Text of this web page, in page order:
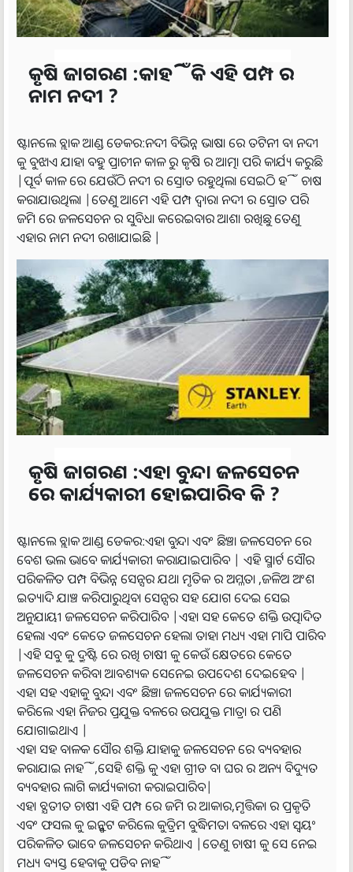
କୃଷି ଜାଗରଣ :କାହିଁକି ଏହି ପମ୍ପ ର
ନାମ ନଦୀ ?
ଷ୍ଟାନଲେ ବ୍ଲାକ ଆଣ୍ଡ ଡେକର:ନଦୀ ବିଭିନ୍ନ ଭାଷା ରେ ତଟିନୀ ବା ନଦୀ
କୁ ବୁଝାଏ ଯାହା ବହୁ ପ୍ରାଚୀନ କାଳ ରୁ କୃଷି ର ଆତ୍ମା ପରି କାର୍ଯ୍ୟ କରୁଛି
|ପୂର୍ବ କାଳ ରେ ଯେଉଁଠି ନଦୀ ର ସ୍ରୋତ ରହୁଥିଲା ସେଇଠି ହିଁ ଚାଷ
କରାଯାଉଥିଲା |ତେଣୁ ଆମେ ଏହି ପମ୍ପ ଦ୍ଵାରା ନଦୀ ର ସ୍ରୋତ ପରି
ଜମି ରେ ଜଳସେଚନ ର ସୁବିଧା କରେଇବାର ଆଶା ରଖିଛୁ ତେଣୁ
ଏହାର ନାମ ନଦୀ ରଖାଯାଇଛି |
କୃଷି ଜାଗରଣ :ଏହା ବୁନ୍ଦା ଜଳସେଚନ
ରେ କାର୍ଯ୍ୟକାରୀ ହୋଇପାରିବ କି ?
ଷ୍ଟାନଲେ ବ୍ଲାକ ଆଣ୍ଡ ଡେକର:ଏହା ବୁନ୍ଦା ଏବଂ ଛିଞ୍ଚା ଜଳସେଚନ ରେ
ବେଶ ଭଲ ଭାବେ କାର୍ଯ୍ୟକାରୀ କରାଯାଇପାରିବ | ଏହି ସ୍ମାର୍ଟ ସୌର
ପରିକଳିତ ପମ୍ପ ବିଭିନ୍ନ ସେନ୍ସର ଯଥା ମୃତିକ ର ଅମ୍ଳତା ,ଜଳିଅ ଅଂଶ
ଇତ୍ୟାଦି ଯାଞ୍ଚ କରିପାରୁଥିବା ସେନ୍ସର ସହ ଯୋଗ ଦେଇ ସେଇ
ଅନୁଯାୟୀ ଜଳସେଚନ କରିପାରିବ |ଏହା ସହ କେତେ ଶକ୍ତି ଉତ୍ପାଦିତ
ହେଲା ଏବଂ କେତେ ଜଳସେଚନ ହେଲା ତାହା ମଧ୍ୟ ଏହା ମାପି ପାରିବ
|ଏହି ସବୁ କୁ ଦ୍ରୁଷ୍ଟି ରେ ରଖି ଚାଷୀ କୁ କେଉଁ କ୍ଷେତରେ କେତେ
ଜଳସେଚନ କରିବା ଆବଶ୍ୟକ ସେନେଇ ଉପଦେଶ ଦେଇହେବ |
ଏହା ସହ ଏହାକୁ ବୁନ୍ଦା ଏବଂ ଛିଞ୍ଚା ଜଳସେଚନ ରେ କାର୍ଯ୍ୟକାରୀ
କରିଲେ ଏହା ନିଜର ପ୍ରଯୁକ୍ତ ବଳରେ ଉପଯୁକ୍ତ ମାତ୍ରା ର ପଣି
ଯୋଗାଇଥାଏ |
ଏହା ସହ ବାଳକ ସୌର ଶକ୍ତି ଯାହାକୁ ଜଳସେଚନ ରେ ବ୍ୟବହାର
କରାଯାଇ ନାହିଁ,ସେହି ଶକ୍ତି କୁ ଏହା ଗ୍ରୀଡ ବା ଘର ର ଅନ୍ୟ ବିଦ୍ୟୁତ
ବ୍ୟବହାର ଲାଗି କାର୍ଯ୍ୟକାରୀ କରାଇପାରିବ|
ଏହା ବ୍ଯତୀତ ଚାଷୀ ଏହି ପମ୍ପ ରେ ଜମି ର ଆକାର,ମୃତ୍ତିକା ର ପ୍ରକୃତି
ଏବଂ ଫସଲ କୁ ଇନ୍ପୁଟ କରିଲେ କୁତ୍ରିମ ବୁଦ୍ଧିମତା ବଳରେ ଏହା ସ୍ଵୟଂ
ପରିକଳିତ ଭାବେ ଜଳସେଚନ କରିଥାଏ |ତେଣୁ ଚାଷୀ କୁ ସେ ନେଇ
ମଧ୍ୟ ବ୍ୟସ୍ତ ହେବାକୁ ପଡିବ ନାହିଁ